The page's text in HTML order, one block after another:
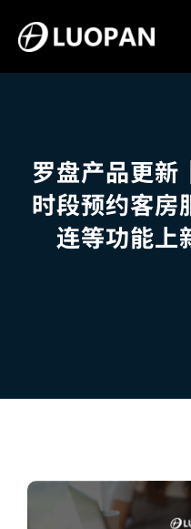
content
罗盘产品更新
时段预约客房
连等功能上